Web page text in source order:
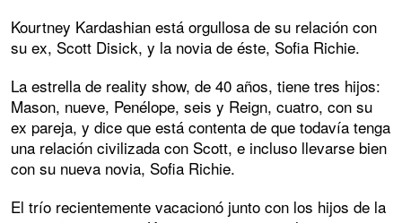
Kourtney Kardashian está orgullosa de su relación con
su ex, Scott Disick, y la novia de éste, Sofia Richie.
La estrella de reality show, de 40 años, tiene tres hijos:
Mason, nueve, Penélope, seis y Reign, cuatro, con su
ex pareja, y dice que está contenta de que todavía tenga
una relación civilizada con Scott, e incluso llevarse bien
con su nueva novia, Sofia Richie.
El trío recientemente vacacionó junto con los hijos de la